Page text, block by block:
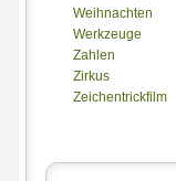
Weihnachten
Werkzeuge
Zahlen
Zirkus
Zeichentrickfilm